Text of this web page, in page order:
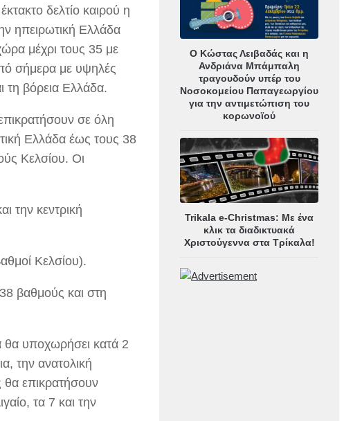
δελτίο καιρού η
ηπειρωτική Ελλάδα
μέχρι τους 35 με
σήμερα με υψηλές
τη βόρεια Ελλάδα.
σε όλη
Ελλάδα έως τους 38
Κελσίου. Οι
την κεντρική
Κελσίου).
βαθμούς και στη
θα υποχωρήσει κατά 2
την ανατολική
επικρατήσουν
τα 7 και την
Ο Κώστας Λειβαδάς και η
Ανδριάνα Μπάμπαλη
τραγουδούν υπέρ του
Νοσοκομείου Παπαγεωργίου
για την αντιμετώπιση του
κορωνοϊού
Trikala e-Christmas: Με ένα
κλικ τα διαδικτυακά
Χριστούγεννα στα Τρίκαλα!